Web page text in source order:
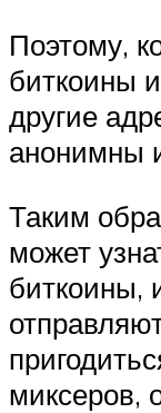
Поэтому,
биткоины
другие
анонимны
Таким
может
биткоины,
миксеров,